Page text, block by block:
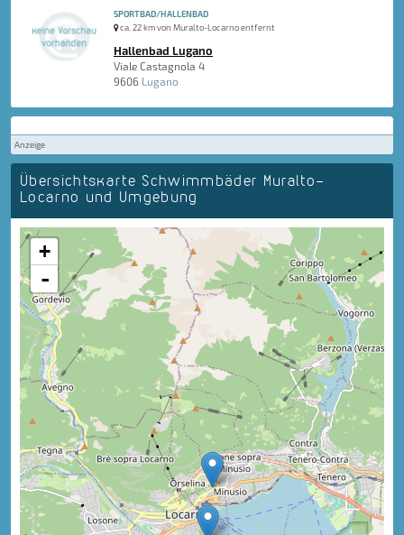
SPORTBAD/HALLENBAD
ca. 22 km von Muralto-Locarno entfernt
Hallenbad Lugano
Viale Castagnola 4
9606 Lugano
Anzeige
Übersichtskarte Schwimmbäder Muralto-
Locarno und Umgebung
+
-